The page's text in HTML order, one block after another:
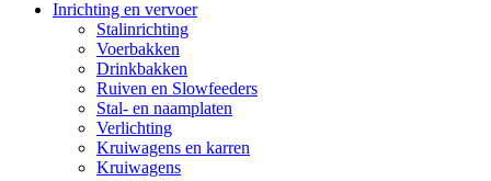
Inrichting en vervoer
Stalinrichting
Voerbakken
Drinkbakken
Ruiven en Slowfeeders
Stal- en naamplaten
Verlichting
Kruiwagens en karren
Kruiwagens